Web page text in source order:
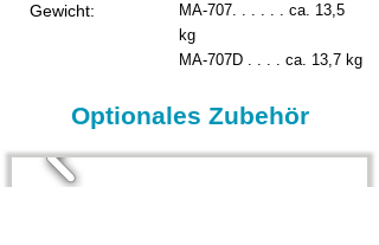
Gewicht:
MA-707. . . . . . ca. 13,5
kg
MA-707D . . . . ca. 13,7 kg
Optionales Zubehör